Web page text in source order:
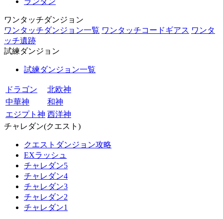
ワンタッチダンジョン
ワンタッチダンジョン一覧 ワンタッチコードギアス ワンタ
ッチ遺跡
試練ダンジョン
試練ダンジョン一覧
ドラゴン
北欧神
中華神
和神
エジプト神 西洋神
チャレダン(クエスト)
クエストダンジョン攻略
EXラッシュ
チャレダン5
チャレダン4
チャレダン3
チャレダン2
チャレダン1